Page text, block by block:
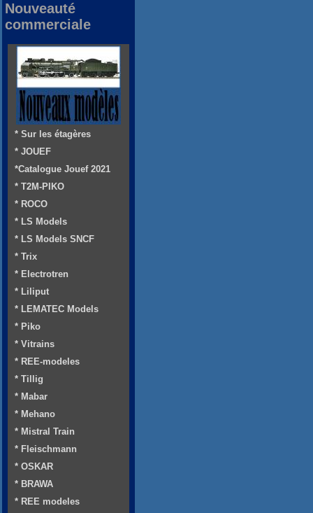
Nouveauté
commerciale
* Sur les étagères
* JOUEF
*Catalogue Jouef 2021
* T2M-PIKO
* ROCO
* LS Models
* LS Models SNCF
* Trix
* Electrotren
* Liliput
* LEMATEC Models
* Piko
* Vitrains
* REE-modeles
* Tillig
* Mabar
* Mehano
* Mistral Train
* Fleischmann
* OSKAR
* BRAWA
* REE modeles